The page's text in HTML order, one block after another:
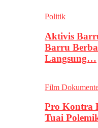
Politik
Aktivis
Barru
Langsung…
Film
Pro Kontra
Tuai